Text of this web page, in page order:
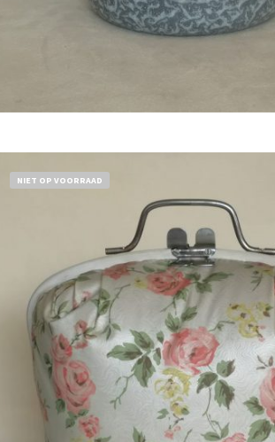
NIET OP VOORRAAD